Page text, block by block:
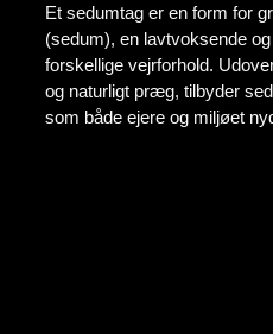
Et sedumtag er en form for
(sedum), en lavtvoksende
forskellige vejrforhold.
og naturligt præg, tilbyder
som både ejere og miljøet